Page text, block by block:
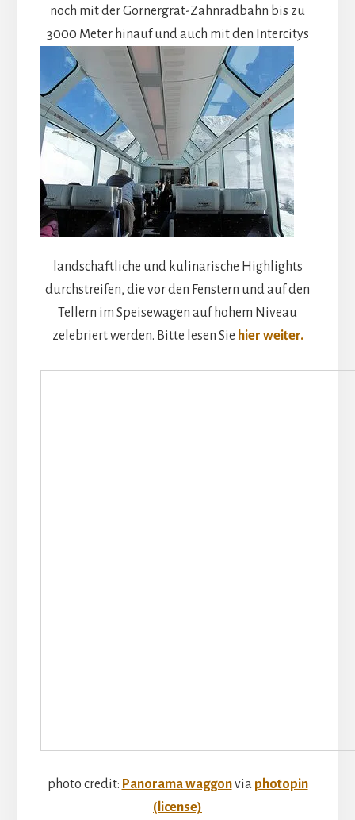
noch mit der Gornergrat-Zahnradbahn bis zu
3000 Meter hinaufund auch mit den Intercitys
landschaftliche und kulinarische Highlights
durchstreifen, die vor den Fenstern und auf den
Tellern im Speisewagen auf hohem Niveau
zelebriert werden. Bitte lesen Sie hier weiter.
photo credit: Panorama waggonvia photopin
(license)